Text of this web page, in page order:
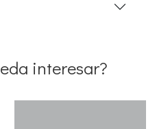
interesar?